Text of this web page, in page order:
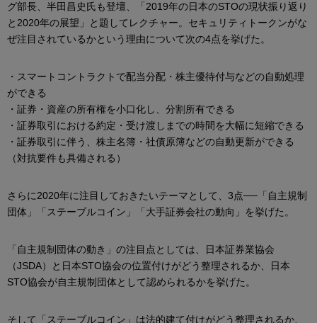
グ部長、半田昌史氏も登壇、「2019年の日本のSTOの現状振り返り
と2020年の展望」と題してレクチャー。セキュリティトークンがな
ぜ注目されているかという理由について次の4点を挙げた。
・スマートコントラクトで配当分配・株主優待付与などの自動処理
ができる
・証券・資産の所有権を小口化し、分割所有できる
・証券取引における約定・受け渡しまでの時間を大幅に短縮できる
・証券取引に伴う、株主名簿・社債原簿などの自動更新ができる
（対抗要件も具備される）
さらに2020年に注目しておきたいテーマとして、3点──「自主規制
団体」「ステーブルコイン」「大手証券会社の動向」を挙げた。
「自主規制団体の動き」の注目点としては、日本証券業協会
（JSDA）と日本STO協会の位置付けがどう整理されるか、日本
STO協会が自主規制団体として認められるかを挙げた。
そして「ステーブルコイン」は法的建て付けがどう整理されるか、